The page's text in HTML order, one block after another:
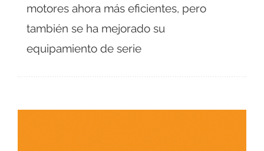
motores ahora más eficientes, pero
también se ha mejorado su
equipamiento de serie